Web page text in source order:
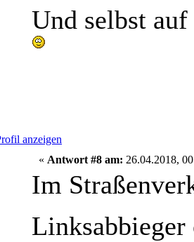
Und selbst
« Antwort #8 am: 26.04.2018,
Im